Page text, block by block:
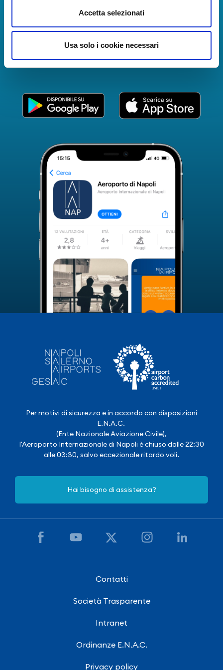
Accetta selezionati
Usa solo i cookie necessari
Napoli!
Informazioni in tempo reale sui voli, tutti i servizi e i
all'Aeroporto di Napoli ancora più coinvolgente e
completa.
Per motivi di sicurezza e in accordo con disposizioni
E.N.A.C.
(Ente Nazionale Aviazione Civile),
l'Aeroporto Internazionale di Napoli è chiuso dalle 22:30
alle 03:30, salvo eccezionale ritardo voli.
Hai bisogno di assistenza?
Contatti
Società Trasparente
Intranet
Ordinanze E.N.A.C.
Privacy policy